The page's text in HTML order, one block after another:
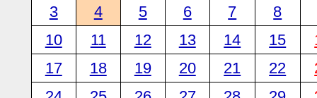
3
4 5 6 7
8
10
11 12 13 14 15
17
18 19 20 21 22